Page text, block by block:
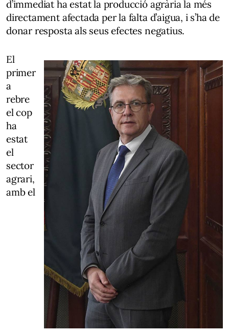
d’immediat ha estat la producció agrària la més
directament afectada per la falta d’aigua, i s’ha de
donar resposta als seus efectes negatius.
El
primer
a
rebre
el cop
ha
estat
el
sector
agrari,
amb el